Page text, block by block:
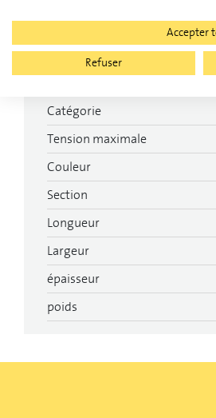
Caractéristiques techniques
Catégorie
Tension maximale
Couleur
Section
Longueur
Largeur
épaisseur
poids
Accepter
Refuser